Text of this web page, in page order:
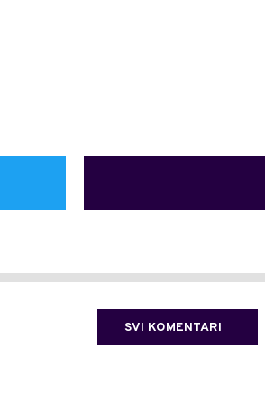
SVI KOMENTARI